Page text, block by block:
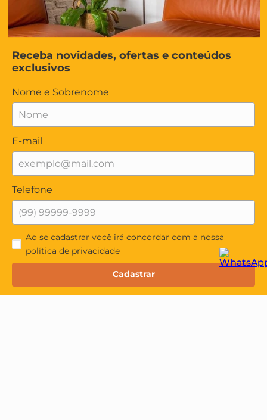
Receba novidades, ofertas e conteúdos
exclusivos
Nome e Sobrenome
E-mail
Telefone
Ao se cadastrar você irá concordar com a nossa
política de privacidade
Cadastrar